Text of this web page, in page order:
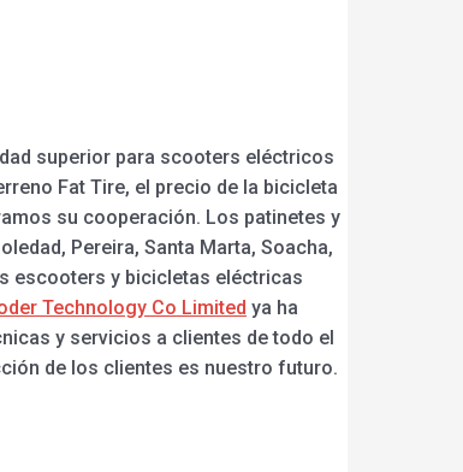
superior para scooters eléctricos
Fat Tire, el precio de la bicicleta
su cooperación. Los patinetes y
Pereira, Santa Marta, Soacha,
escooters y bicicletas eléctricas
Technology Co Limited ya ha
y servicios a clientes de todo el
de los clientes es nuestro futuro.